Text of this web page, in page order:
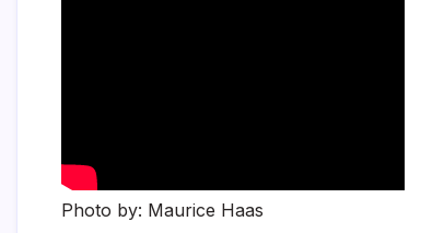
Photo by: Maurice Haas